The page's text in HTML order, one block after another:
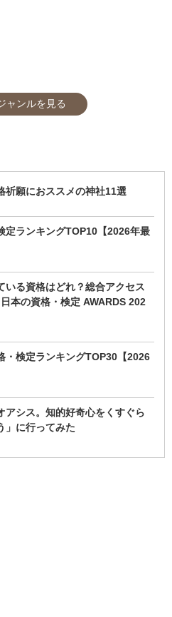
ャンルを見る
祈願におススメの神社11選
定ランキングTOP10【2026年最
いる資格はどれ？総合アクセス
本の資格・検定 AWARDS 202
・検定ランキングTOP30【2026
アシス。知的好奇心をくすぐら
」に行ってみた